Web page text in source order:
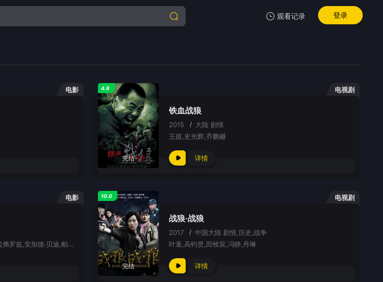
观看记录
暂无观看影片的记录
登录
电影 电视剧
完结
4.6
铁血战狼
2015 / 大陆 剧情
王挺,史光辉,乔鹏樾
详情
电影
萨尔曼·汗,卡特莉娜·卡芙,萨贾德·德拉弗罗兹,安加德·贝迪,帕莱什·拉瓦尔,帕雷什·帕胡加,库玛·米什拉,加维·查哈尔,丹尼什·巴特,阿努普瑞雅·戈恩卡,吉里什·卡纳德,阿南特·维哈特·夏尔马,妮哈·辛吉,扎卡里·柯芬
电视剧
完结
10.0
战狼·战狼
2017 / 中国大陆 剧情,历史,战争
叶童,高钧贤,田牧宸,冯静,丹琳
详情